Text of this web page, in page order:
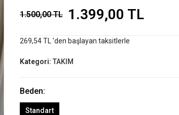
1.500,00 TL 1.399,00 TL
269,54 TL 'den başlayan taksitlerle
Kategori: TAKIM
Beden:
Standart